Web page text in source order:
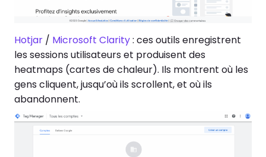
Hotjar / Microsoft Clarity: ces outils enregistrent
les sessions utilisateurs et produisent des
heatmaps (cartes de chaleur). Ils montrent où les
gens cliquent, jusqu’où ils scrollent, et où ils
abandonnent.